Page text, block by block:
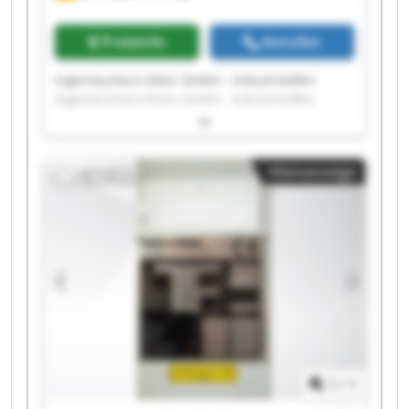
Preisinfo Anrufen
Ingenieurbüro Klein GmbH - Industrieöfen
Ingenieurbüro Klein GmbH - Industrieöfen
Ingenieurbüro Klein GmbH - Industrieöfen
Ingenieurbüro Klein GmbH - Industrieöfen
Ingenieurbüro Klein GmbH - Industrieöfen
Ingenieurbüro Klein GmbH - Industrieöfen
Ingenieurbüro Klein GmbH - Industrieöfen
Ingenieurbüro Klein GmbH - Industrieöfen
Ingenieurbüro Klein GmbH - Industrieöfen
Ingenieurbüro Klein GmbH - Industrieöfen
Ingenieurbüro Klein GmbH - Industrieöfen
Ingenieurbüro Klein GmbH - Industrieöfen
Kleinanzeige